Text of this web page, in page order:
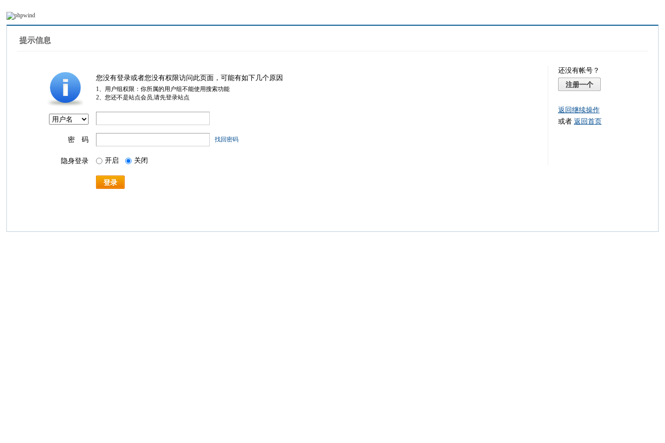
提示信息
您没有登录或者您没有权限访问此页面，可能有如下几个原因
1、用户组权限：你所属的用户组不能使用搜索功能
2、您还不是站点会员,请先登录站点
密 码 找回密码
隐身登录 开启 关闭
登录
还没有帐号？
注册一个
返回继续操作
或者 返回首页